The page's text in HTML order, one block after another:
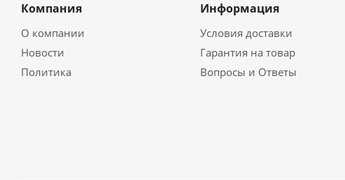
Компания
О компании
Новости
Политика
Информация
Условия доставки
Гарантия на товар
Вопросы и Ответы